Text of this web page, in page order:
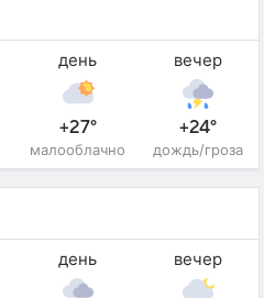
день
+27°
малооблачно
вечер
+24°
дождь/гроза
день вечер